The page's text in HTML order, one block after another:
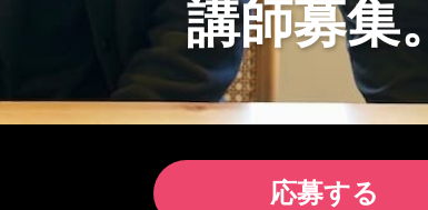
講師募集。
応募する